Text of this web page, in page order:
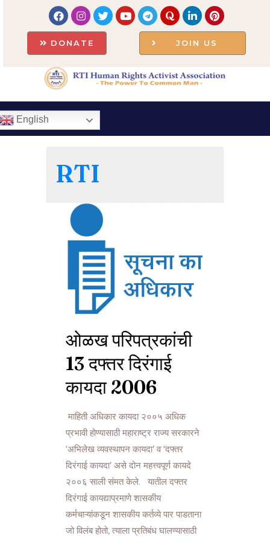
DONATE JOIN US
English
RTI
ओळख परिपत्रकांची
13 दफ्तर दिरंगाई
कायदा 2006
माहिती अधिकार कायदा २००५ अधिक
प्रभावी होण्यासाठी महाराष्ट्र राज्य सरकारने
‘अभिलेख व्यवस्थापन कायदा’ व ‘दफ्तर
दिरंगाई कायदा’ असे दोन महत्त्वपूर्ण कायदे
२००६ साली संमत केले. यातील दफ्तर
दिरंगाई कायद्याप्रमाणे शासकीय
कर्मचाऱ्यांकडून शासकीय कर्तव्ये पार पाडताना
जो विलंब होतो, त्याला प्रतिबंध घालण्यासाठी